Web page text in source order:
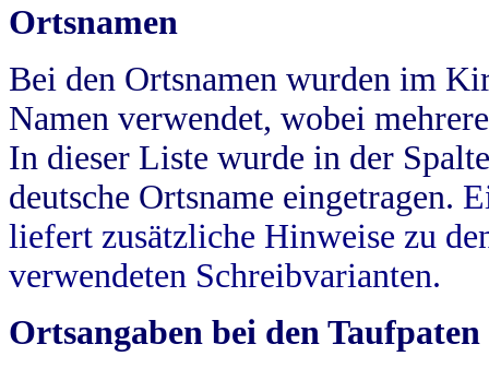
Ortsnamen
Bei den Ortsnamen wurden im
Namen verwendet, wobei
In dieser Liste wurde in der
deutsche Ortsname eingetragen.
liefert zusätzliche Hinweise zu
verwendeten Schreibvarianten.
Ortsangaben bei den Taufpaten